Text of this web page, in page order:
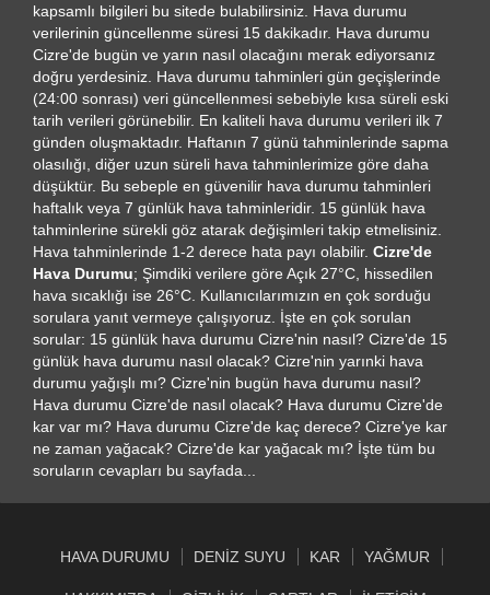
kapsamlı bilgileri bu sitede bulabilirsiniz. Hava durumu
verilerinin güncellenme süresi 15 dakikadır. Hava durumu
Cizre'de bugün ve yarın nasıl olacağını merak ediyorsanız
doğru yerdesiniz. Hava durumu tahminleri gün geçişlerinde
(24:00 sonrası) veri güncellenmesi sebebiyle kısa süreli eski
tarih verileri görünebilir. En kaliteli hava durumu verileri ilk 7
günden oluşmaktadır. Haftanın 7 günü tahminlerinde sapma
olasılığı, diğer uzun süreli hava tahminlerimize göre daha
düşüktür. Bu sebeple en güvenilir hava durumu tahminleri
haftalık veya 7 günlük hava tahminleridir. 15 günlük hava
tahminlerine sürekli göz atarak değişimleri takip etmelisiniz.
Hava tahminlerinde 1-2 derece hata payı olabilir. Cizre'de
Hava Durumu; Şimdiki verilere göre Açık 27°C, hissedilen
hava sıcaklığı ise 26°C. Kullanıcılarımızın en çok sorduğu
sorulara yanıt vermeye çalışıyoruz. İşte en çok sorulan
sorular: 15 günlük hava durumu Cizre'nin nasıl? Cizre'de 15
günlük hava durumu nasıl olacak? Cizre'nin yarınki hava
durumu yağışlı mı? Cizre'nin bugün hava durumu nasıl?
Hava durumu Cizre'de nasıl olacak? Hava durumu Cizre'de
kar var mı? Hava durumu Cizre'de kaç derece? Cizre'ye kar
ne zaman yağacak? Cizre'de kar yağacak mı? İşte tüm bu
soruların cevapları bu sayfada...
HAVA DURUMU DENIZ SUYU KAR YAĞMUR